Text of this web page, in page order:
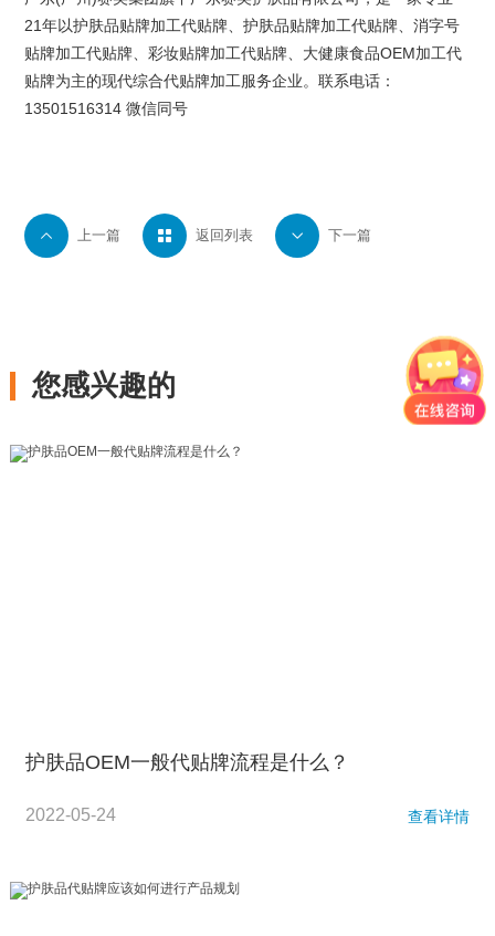
 上一篇  返回列表  下一篇
21年以护肤品贴牌加工代贴牌、护肤品贴牌加工代贴牌、消字号
贴牌加工代贴牌、彩妆贴牌加工代贴牌、大健康食品OEM加工代
贴牌为主的现代综合代贴牌加工服务企业。联系电话：
13501516314 微信同号
您感兴趣的
护肤品OEM一般代贴牌流程是什么？
2022-05-24 查看详情